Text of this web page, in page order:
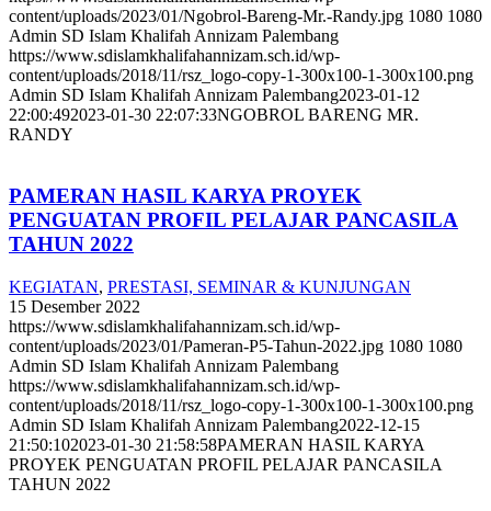
content/uploads/2023/01/Ngobrol-Bareng-Mr.-Randy.jpg 1080 1080
Admin SD Islam Khalifah Annizam Palembang
https://www.sdislamkhalifahannizam.sch.id/wp-
content/uploads/2018/11/rsz_logo-copy-1-300x100-1-300x100.png
Admin SD Islam Khalifah Annizam Palembang2023-01-12
22:00:492023-01-30 22:07:33NGOBROL BARENG MR.
RANDY
PAMERAN HASIL KARYA PROYEK
PENGUATAN PROFIL PELAJAR PANCASILA
TAHUN 2022
KEGIATAN, PRESTASI, SEMINAR & KUNJUNGAN
15 Desember 2022
https://www.sdislamkhalifahannizam.sch.id/wp-
content/uploads/2023/01/Pameran-P5-Tahun-2022.jpg 1080 1080
Admin SD Islam Khalifah Annizam Palembang
https://www.sdislamkhalifahannizam.sch.id/wp-
content/uploads/2018/11/rsz_logo-copy-1-300x100-1-300x100.png
Admin SD Islam Khalifah Annizam Palembang2022-12-15
21:50:102023-01-30 21:58:58PAMERAN HASIL KARYA
PROYEK PENGUATAN PROFIL PELAJAR PANCASILA
TAHUN 2022